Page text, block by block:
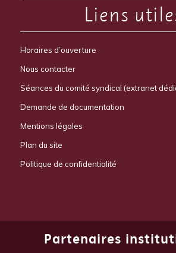
Liens
Horaires d’ouverture
Nous contacter
Séances du comité syndical (extranet
Demande de documentation
Mentions légales
Plan du site
Politique de confidentialité
Partenaires